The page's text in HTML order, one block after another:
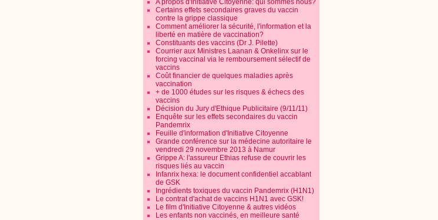
A propos d'Initiative Citoyenne: qui sommes nous?
Certains effets secondaires graves du vaccin
contre la grippe classique
Comment améliorer la sécurité, l'information et la
liberté en matière de vaccination?
Constituants des vaccins (Dr J. Pilette)
Courrier aux Ministres Laanan & Onkelinx sur le
forcing vaccinal via le remboursement sélectif de
vaccins
Coût financier de quelques maladies après
vaccination
+ de 1000 études sur les risques & échecs des
vaccins
Décision du Jury d'Ethique Publicitaire (9/11/11)
Enquête sur les effets secondaires du vaccin
Pandemrix
Feuille d'information d'Initiative Citoyenne
Grande conférence sur la médecine autoritaire le
vendredi 29 novembre 2013 à Namur
Grippe A: l'assureur Ethias refuse de couvrir les
risques liés au vaccin
Infanrix hexa: le document confidentiel accablant
de GSK
Ingrédients toxiques du vaccin Pandemrix (H1N1)
Le contrat d'achat de vaccins H1N1 avec GSK!
Le film d'Initiative Citoyenne & autres vidéos
Les enfants non vaccinés, en meilleure santé